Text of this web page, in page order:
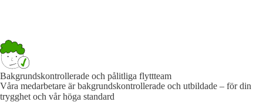
Bakgrundskontrollerade och pålitliga flyttteam
Våra medarbetare är bakgrundskontrollerade och utbildade – för din
trygghet och vår höga standard